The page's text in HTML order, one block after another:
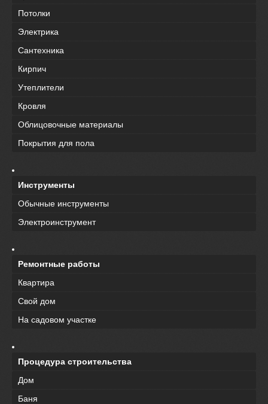
Потолки
Электрика
Сантехника
Кирпич
Утеплители
Кровля
Облицовочные материалы
Покрытия для пола
Инструменты
Обычные инструменты
Электроинструмент
Ремонтные работы
Квартира
Свой дом
На садовом участке
Процедура строительства
Дом
Баня